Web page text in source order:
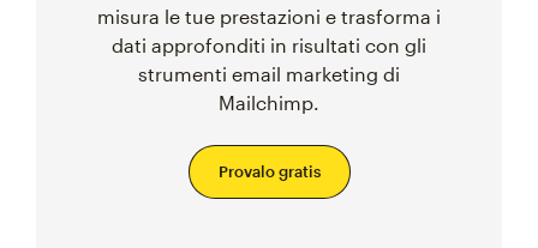
misura le tue prestazioni e trasforma i
dati approfonditi in risultati con gli
strumenti email marketing di
Mailchimp.
Provalo gratis